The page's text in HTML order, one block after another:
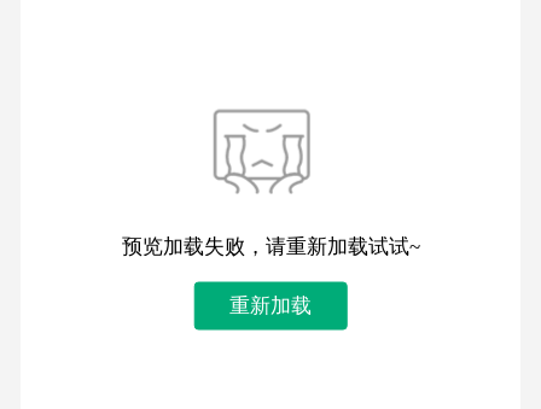
预览加载失败，请重新加载试试~
重新加载